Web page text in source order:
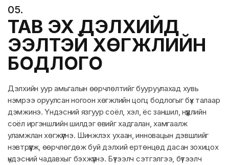
05.
ТАВ ЭХ ДЭЛХИЙД
ЭЭЛТЭЙ ХӨГЖЛИЙН
БОДЛОГО
Дэлхийн уур амьгалын өөрчлөлтийг бууруулахад хувь
нэмрээ оруулсан ногоон хөгжлийн цогц бодлогыг бүх талаар
дэмжинэ. Үндэсний язгуур соёл, хэл, ёс заншил, нүүдлийн
соёл иргэншлийн шилдэг өвийг хадгалан, хамгаалж
уламжлан хөгжүүлнэ. Шинжлэх ухаан, инновацын дэвшлийг
нэвтрүүлж, өөрчлөгдөж буй дэлхий ертөнцөд дасан зохицох
үндэсний чадавхыг бэхжүүлнэ. Бүтээлч сэтгэлгээ, бүтээлч